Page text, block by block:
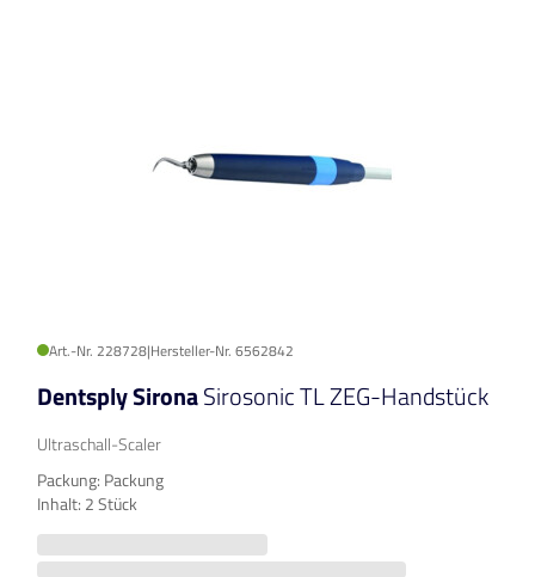
Art.-Nr. 228728|Hersteller-Nr. 6562842
Dentsply SironaSirosonic TL ZEG-Handstück
Ultraschall-Scaler
Packung: Packung
Inhalt: 2 Stück